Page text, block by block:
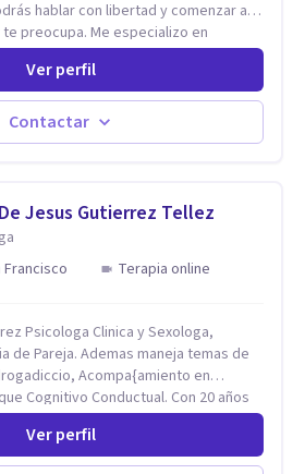
hablar con libertad y comenzar a
Me especializo en
y a lo largo de mi experiencia
a muchas Familias y Parejas con
como el manejo del estrés,
la Ira, Depresión, Retos en la Crianza,
entre otros. Cuento con más de 12
Ver perfil
Contactar
Jesus Gutierrez Tellez
Francisco
Terapia online
de Pareja. Ademas maneja temas de
en
Cognitivo Conductual. Con 20 años
capacitandose en las
Mental.
Ver perfil